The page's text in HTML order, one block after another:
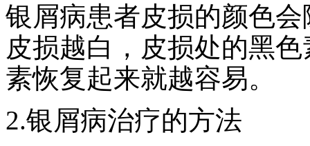
银屑病患者皮损的颜色
皮损越白，皮损处的黑
素恢复起来就越容易。
2.银屑病治疗的方法